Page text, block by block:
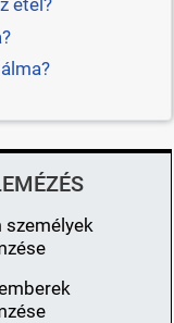
étel?
személyek